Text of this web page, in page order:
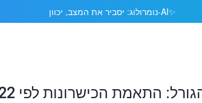
הכישרונות לפי 22 הארקנות
✨AI-נומרולוג: יסביר את המצב, יכוון